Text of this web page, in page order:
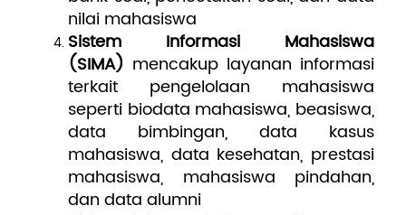
nilai mahasiswa
Sistem Informasi Mahasiswa
(SIMA) mencakup layanan informasi
terkait pengelolaan mahasiswa
seperti biodata mahasiswa, beasiswa,
data bimbingan, data kasus
mahasiswa, data kesehatan, prestasi
mahasiswa, mahasiswa pindahan,
dan data alumni